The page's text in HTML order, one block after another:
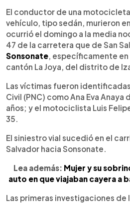
► Escuchar artículo
El conductor de una
vehículo, tipo sedán, murieron
ocurrió el domingo a la media
47 de la carretera que de San
Sonsonate , específicamente en
cantón La Joya, del distrito de
Las víctimas fueron
Civil (PNC) como Ana Eva Anaya
años; y el motociclista Luis
35.
El siniestro vial sucedió en el
Salvador hacia Sonsonate.
Lea además: Mujer y su
auto en que viajaban cayera a
Las primeras investigaciones de